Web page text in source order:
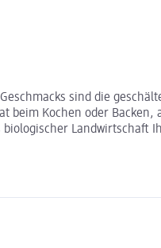
sind die
Kochen oder